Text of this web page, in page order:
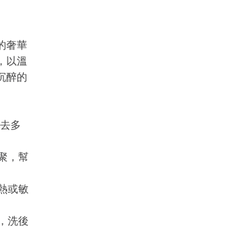
奢華
以溫
醉的
多
，幫
或敏
洗後